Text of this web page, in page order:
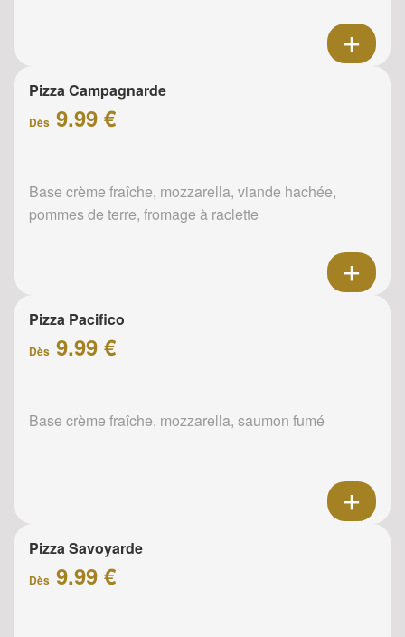
Pizza Campagnarde
Dès 9.99 €
Base crème fraîche, mozzarella, viande hachée,
pommes de terre, fromage à raclette
Pizza Pacifico
Dès 9.99 €
Base crème fraîche, mozzarella, saumon fumé
Pizza Savoyarde
Dès 9.99 €